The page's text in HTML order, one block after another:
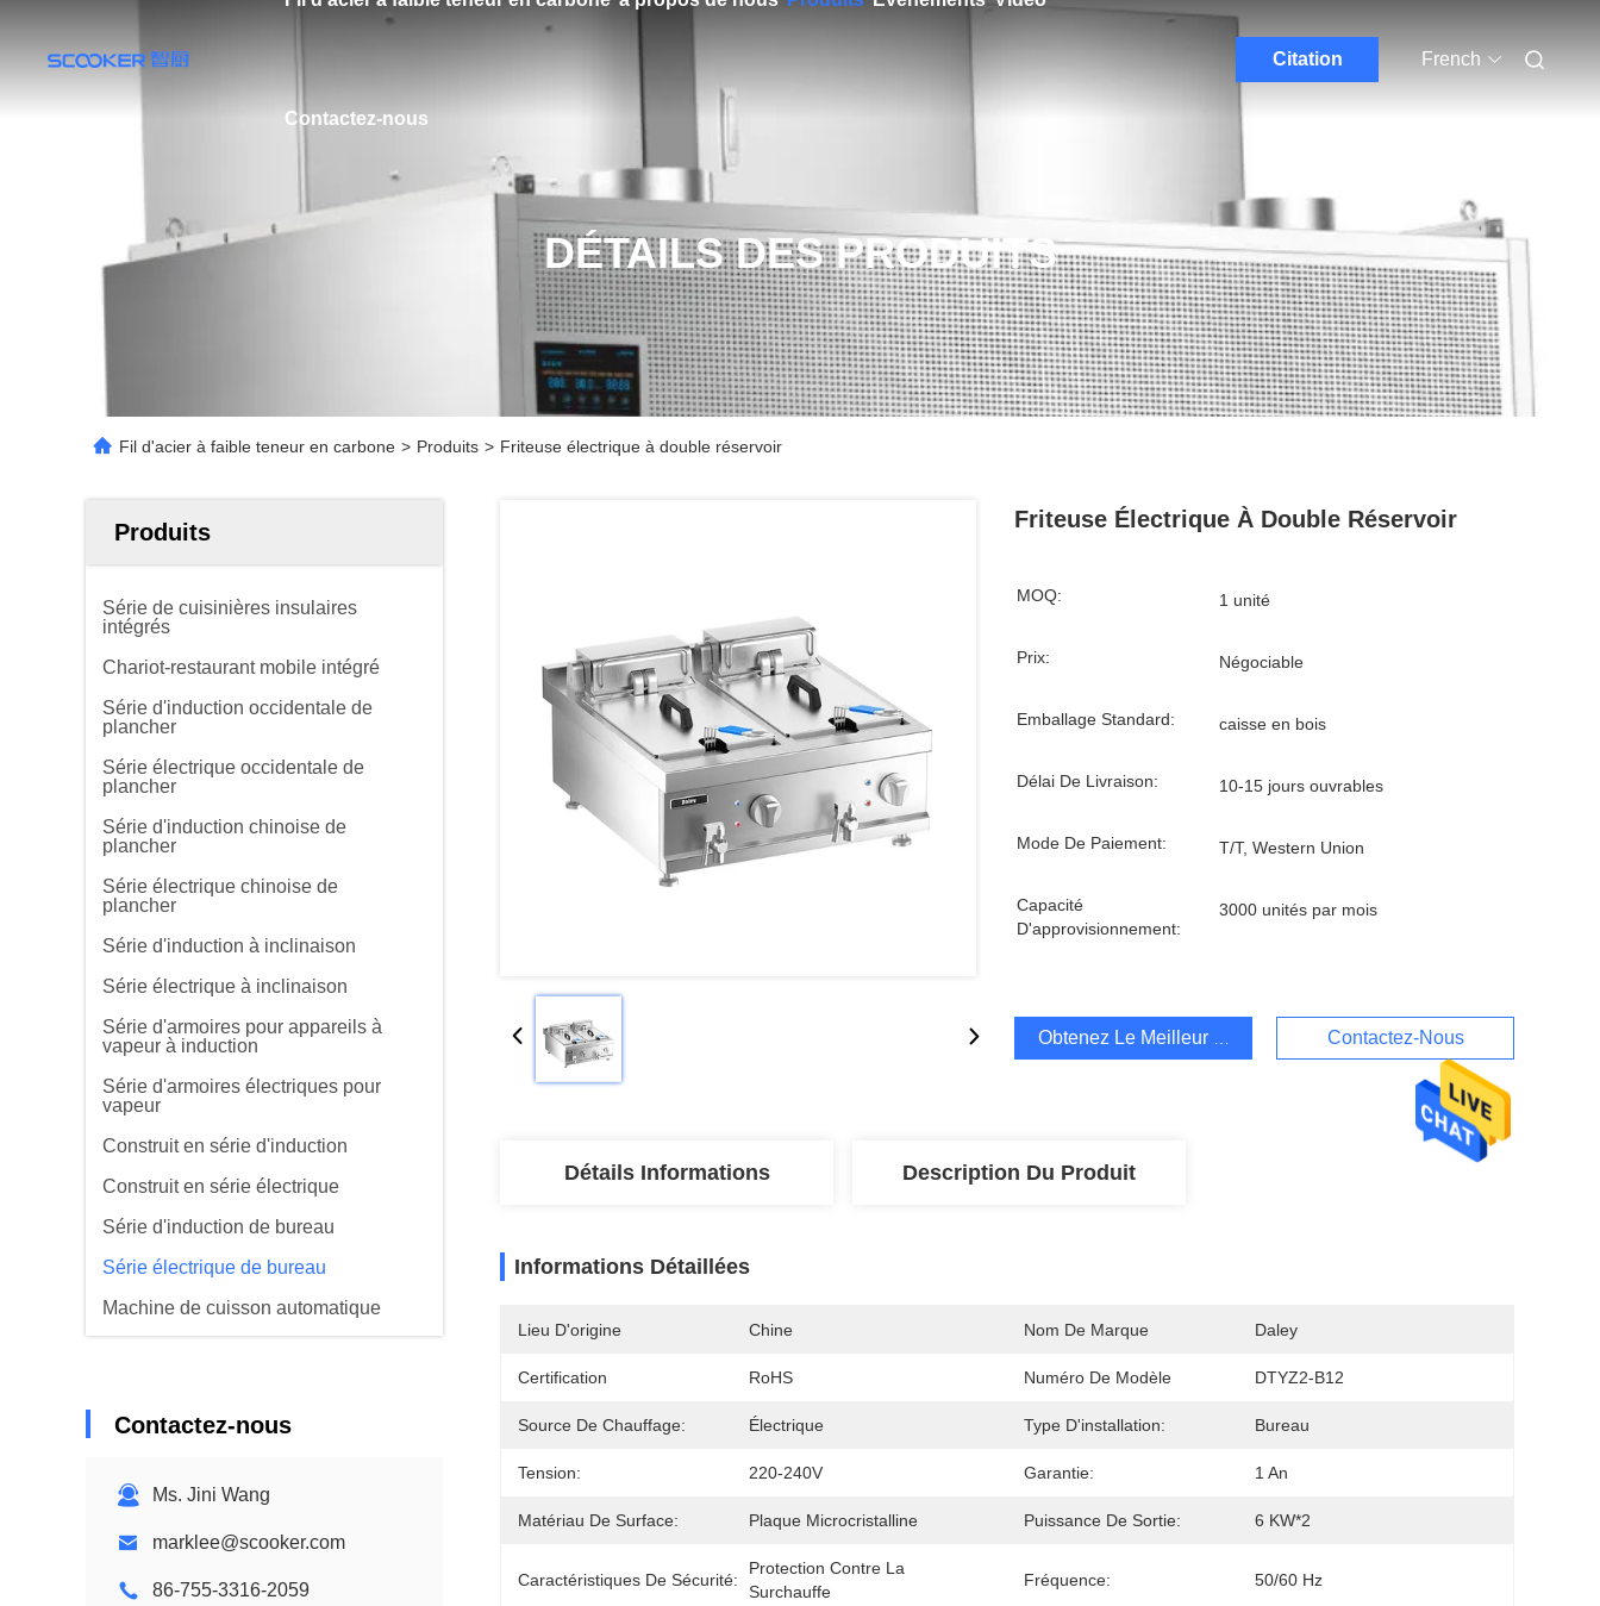
Contactez-nous
Citation French
DÉTAILS DES PRODUITS
Fil d'acier à faible teneur en carbone > Produits > Friteuse électrique à double réservoir
Produits
Série de cuisinières insulaires
intégrés
Chariot-restaurant mobile intégré
Série d'induction occidentale de
plancher
Série électrique occidentale de
plancher
Série d'induction chinoise de
plancher
Série électrique chinoise de
plancher
Série d'induction à inclinaison
Série électrique à inclinaison
Série d'armoires pour appareils à
vapeur à induction
Série d'armoires électriques pour
vapeur
Construit en série d'induction
Construit en série électrique
Série d'induction de bureau
Série électrique de bureau
Machine de cuisson automatique
Série de purificateurs alimentaires
Contactez-nous
Ms. Jini Wang
marklee@scooker.com
86-755-3316-2059
Friteuse Électrique À Double Réservoir
MOQ: 1 unité
Prix: Négociable
Emballage Standard: caisse en bois
Délai De Livraison: 10-15 jours ouvrables
Mode De Paiement: T/T, Western Union
Capacité
D'approvisionnement:
3000 unités par mois
Obtenez Le Meilleur Prix Contactez-Nous
Détails Informations Description Du Produit
Informations Détaillées
Lieu D'origine Chine Nom De Marque Daley
Certification RoHS Numéro De Modèle DTYZ2-B12
Source De Chauffage: Électrique Type D'installation: Bureau
Tension: 220-240V Garantie: 1 An
Matériau De Surface: Plaque Microcristalline Puissance De Sortie: 6 KW*2
Caractéristiques De Sécurité:
Protection Contre La
Surchauffe
Fréquence: 50/60 Hz